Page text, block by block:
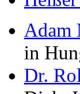
Adam
in
Dr.